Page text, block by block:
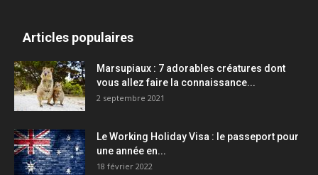
Articles populaires
Marsupiaux : 7 adorables créatures dont
vous allez faire la connaissance...
2 septembre 2021
Le Working Holiday Visa : le passeport pour
une année en...
18 février 2022